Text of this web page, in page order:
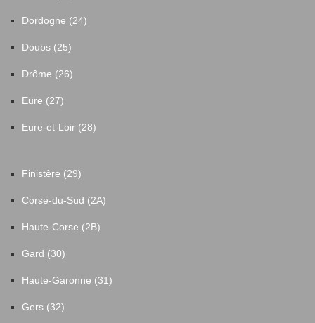
Dordogne (24)
Doubs (25)
Drôme (26)
Eure (27)
Eure-et-Loir (28)
Finistère (29)
Corse-du-Sud (2A)
Haute-Corse (2B)
Gard (30)
Haute-Garonne (31)
Gers (32)